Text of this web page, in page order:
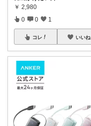
￥ 2,980
0 0 1
コレ いいね